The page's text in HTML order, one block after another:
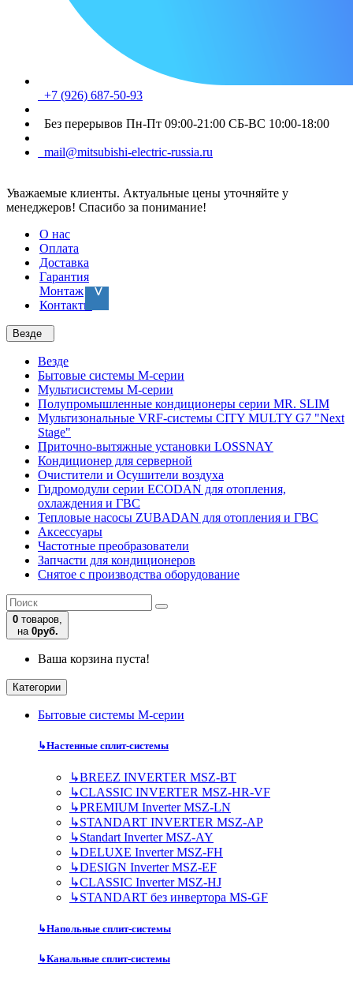
+7 (926) 687-50-93
Без перерывов Пн-Пт 09:00-21:00 СБ-ВС 10:00-18:00
mail@mitsubishi-electric-russia.ru
Уважаемые клиенты. Актуальные цены уточняйте у
менеджеров! Спасибо за понимание!
О нас
Оплата
Доставка
Гарантия
Монтаж
Контакты
Везде
Везде
Бытовые системы M-серии
Мультисистемы M-серии
Полупромышленные кондиционеры серии MR. SLIM
Мультизональные VRF-системы CITY MULTY G7 "Next
Stage"
Приточно-вытяжные установки LOSSNAY
Кондиционер для серверной
Очистители и Осушители воздуха
Гидромодули серии ECODAN для отопления,
охлаждения и ГВС
Тепловые насосы ZUBADAN для отопления и ГВС
Аксесcуары
Частотные преобразователи
Запчасти для кондиционеров
Снятое с производства оборудование
0 товаров,
на 0руб.
Ваша корзина пуста!
Категории
Бытовые системы M-серии
↳Настенные сплит-системы
↳BREEZ INVERTER MSZ-BT
↳CLASSIC INVERTER MSZ-HR-VF
↳PREMIUM Inverter MSZ-LN
↳STANDART INVERTER MSZ-AP
↳Standart Inverter MSZ-AY
↳DELUXE Inverter MSZ-FH
↳DESIGN Inverter MSZ-EF
↳CLASSIC Inverter MSZ-HJ
↳STANDART без инвертора MS-GF
↳Напольные сплит-системы
↳Канальные сплит-системы